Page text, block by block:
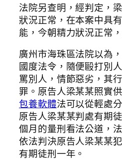
法院另查明，經判定，
狀況正常，在本案中具
能，今朝精力狀況正常
廣州市海珠區法院以為
國度法令，隨便毆打別
罵別人，情節惡劣，其
罪。原告人梁某某照實
包養軟體法可以從輕處
原告人梁某某判處有期
個月的量刑看法公道，
依法判決原告人梁某某
有期徒刑一年。